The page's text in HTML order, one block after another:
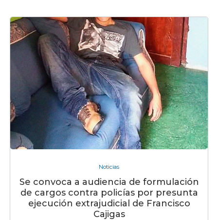
Noticias
Se convoca a audiencia de formulación
de cargos contra policías por presunta
ejecución extrajudicial de Francisco
Cajigas